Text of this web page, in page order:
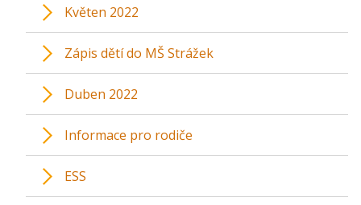
Květen 2022
Zápis dětí do MŠ Strážek
Duben 2022
Informace pro rodiče
ESS